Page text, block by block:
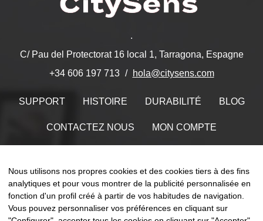
.
C/ Pau del Protectorat 16 local 1, Tarragona, Espagne
+34 606 197 713
hola@citysens.com
SUPPORT HISTOIRE DURABILITÉ BLOG
CONTACTEZ NOUS MON COMPTE
Nous utilisons nos propres cookies et des cookies tiers à des fins
analytiques et pour vous montrer de la publicité personnalisée en
fonction d'un profil créé à partir de vos habitudes de navigation.
Vous pouvez personnaliser vos préférences en cliquant sur